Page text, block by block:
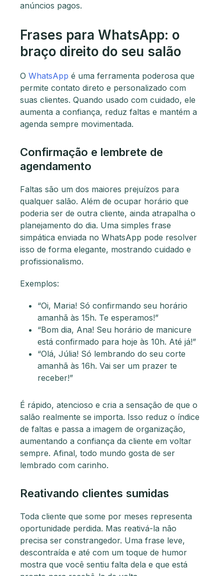
anúncios pagos.
Frases para WhatsApp: o
braço direito do seu salão
O WhatsApp é uma ferramenta poderosa que
permite contato direto e personalizado com
suas clientes. Quando usado com cuidado, ele
aumenta a confiança, reduz faltas e mantém a
agenda sempre movimentada.
Confirmação e lembrete de
agendamento
Faltas são um dos maiores prejuízos para
qualquer salão. Além de ocupar horário que
poderia ser de outra cliente, ainda atrapalha o
planejamento do dia. Uma simples frase
simpática enviada no WhatsApp pode resolver
isso de forma elegante, mostrando cuidado e
profissionalismo.
Exemplos:
“Oi, Maria! Só confirmando seu horário
amanhã às 15h. Te esperamos!”
“Bom dia, Ana! Seu horário de manicure
está confirmado para hoje às 10h. Até já!”
“Olá, Júlia! Só lembrando do seu corte
amanhã às 16h. Vai ser um prazer te
receber!”
É rápido, atencioso e cria a sensação de que o
salão realmente se importa. Isso reduz o índice
de faltas e passa a imagem de organização,
aumentando a confiança da cliente em voltar
sempre. Afinal, todo mundo gosta de ser
lembrado com carinho.
Reativando clientes sumidas
Toda cliente que some por meses representa
oportunidade perdida. Mas reativá-la não
precisa ser constrangedor. Uma frase leve,
descontraída e até com um toque de humor
mostra que você sentiu falta dela e que está